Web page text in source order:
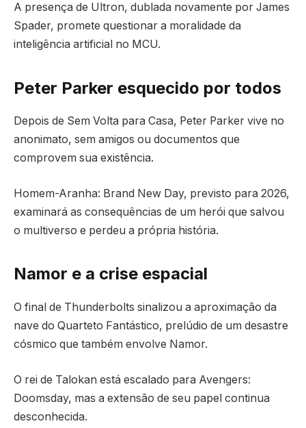
A presença de Ultron, dublada novamente por James
Spader, promete questionar a moralidade da
inteligência artificial no MCU.
Peter Parker esquecido por todos
Depois de Sem Volta para Casa, Peter Parker vive no
anonimato, sem amigos ou documentos que
comprovem sua existência.
Homem-Aranha: Brand New Day, previsto para 2026,
examinará as consequências de um herói que salvou
o multiverso e perdeu a própria história.
Namor e a crise espacial
O final de Thunderbolts sinalizou a aproximação da
nave do Quarteto Fantástico, prelúdio de um desastre
cósmico que também envolve Namor.
O rei de Talokan está escalado para Avengers:
Doomsday, mas a extensão de seu papel continua
desconhecida.